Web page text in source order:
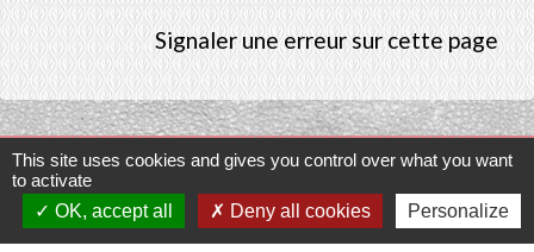
Signaler une erreur sur cette page
Contacts
Commune de Prunay-Cassereau
This site uses cookies and gives you control over what you want
to activate
OK, accept all
Deny all cookies Personalize